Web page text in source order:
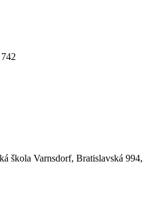
škola Varnsdorf, Bratislavská